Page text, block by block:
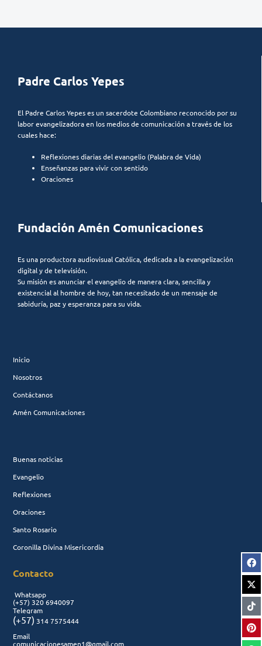
Padre Carlos Yepes
El Padre Carlos Yepes es un sacerdote Colombiano reconocido por su
labor evangelizadora en los medios de comunicación a través de los
cuales hace:
Reflexiones diarias del evangelio (Palabra de Vida)
Enseñanzas para vivir con sentido
Oraciones
Fundación Amén Comunicaciones
Es una productora audiovisual Católica, dedicada a la evangelización
digital y de televisión.
Su misión es anunciar el evangelio de manera clara, sencilla y
existencial al hombre de hoy, tan necesitado de un mensaje de
sabiduría, paz y esperanza para su vida.
Inicio
Nosotros
Contáctanos
Amén Comunicaciones
Buenas noticias
Evangelio
Reflexiones
Oraciones
Santo Rosario
Coronilla Divina Misericordia
Contacto
Whatsapp
(+57) 320 6940097
Telegram
(+57) 314 7575444
Email
comunicacionesamen1@gmail.com